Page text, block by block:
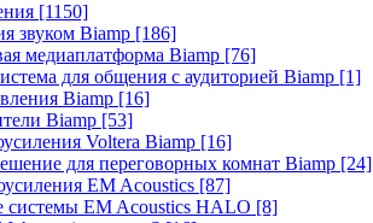
[1150]
звуком Biamp [186]
медиаплатформа Biamp [76]
для общения с аудиторией Biamp [1]
Biamp [16]
Biamp [53]
Voltera Biamp [16]
для переговорных комнат Biamp [24]
EM Acoustics [87]
системы EM Acoustics HALO [8]